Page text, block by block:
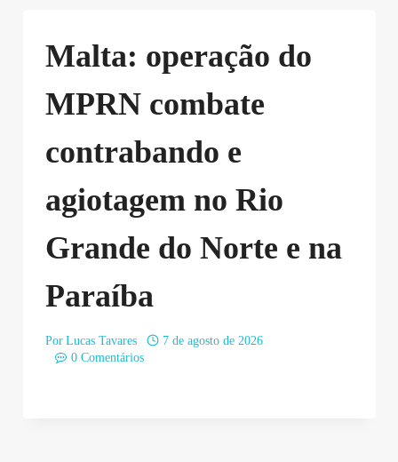
Malta: operação do
MPRN combate
contrabando e
agiotagem no Rio
Grande do Norte e na
Paraíba
Por Lucas Tavares
7 de agosto de 2026
0 Comentários